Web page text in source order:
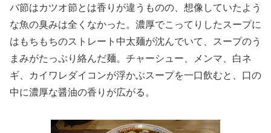
バ節はカツオ節とは香りが違うものの、想像していたよう
な魚の臭みは全くなかった。濃厚でこってりしたスープに
はもちもちのストレート中太麺が沈んでいて、スープのう
まみがたっぷり絡んだ麺。チャーシュー、メンマ、白ネ
ギ、カイワレダイコンが浮かぶスープを一口飲むと、口の
中に濃厚な醤油の香りが広がる。